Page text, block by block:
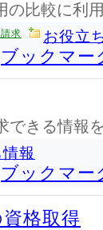
の比較に利
求 お役立
ブックマー
できる情報
報
ブックマー
格取得